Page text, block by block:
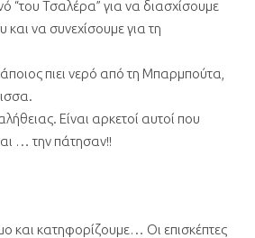
“του Τσαλέρα” για να διασχίσουμε
και να συνεχίσουμε για τη
πιει νερό από τη Μπαρμπούτα,
Είναι αρκετοί αυτοί που
… την πάτησαν!!
και κατηφορίζουμε… Οι επισκέπτες